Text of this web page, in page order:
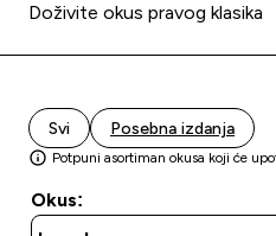
Doživite okus pravog klasika
Svi Posebna izdanja
Potpuni asortiman okusa koji će
Okus: